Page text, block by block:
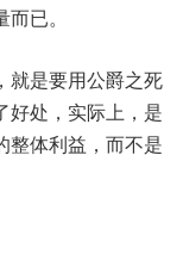
已。
就是要用公爵之死
好处，实际上，是
整体利益，而不是